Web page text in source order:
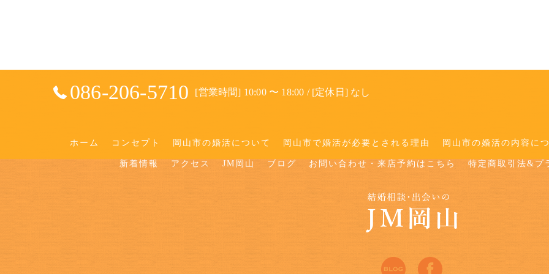
086-206-5710 [営業時間] 10:00 〜 18:00 / [定休日] なし
ホーム コンセプト 岡山市の婚活について 岡山市で婚活が必要とされる理由 岡山市の婚活の内容に
新着情報 アクセス JM岡山 ブログ お問い合わせ・来店予約はこちら 特定商取引法&プ